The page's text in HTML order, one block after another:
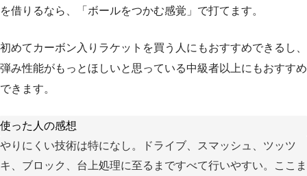
を借りるなら、「ボールをつかむ感覚」で打てます。
初めてカーボン入りラケットを買う人にもおすすめできるし、
弾み性能がもっとほしいと思っている中級者以上にもおすすめ
できます。
使った人の感想
やりにくい技術は特になし。ドライブ、スマッシュ、ツッツ
キ、ブロック、台上処理に至るまですべて行いやすい。ここま